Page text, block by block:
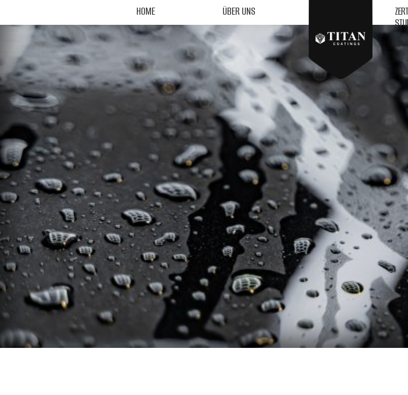
HOME ÜBER UNS